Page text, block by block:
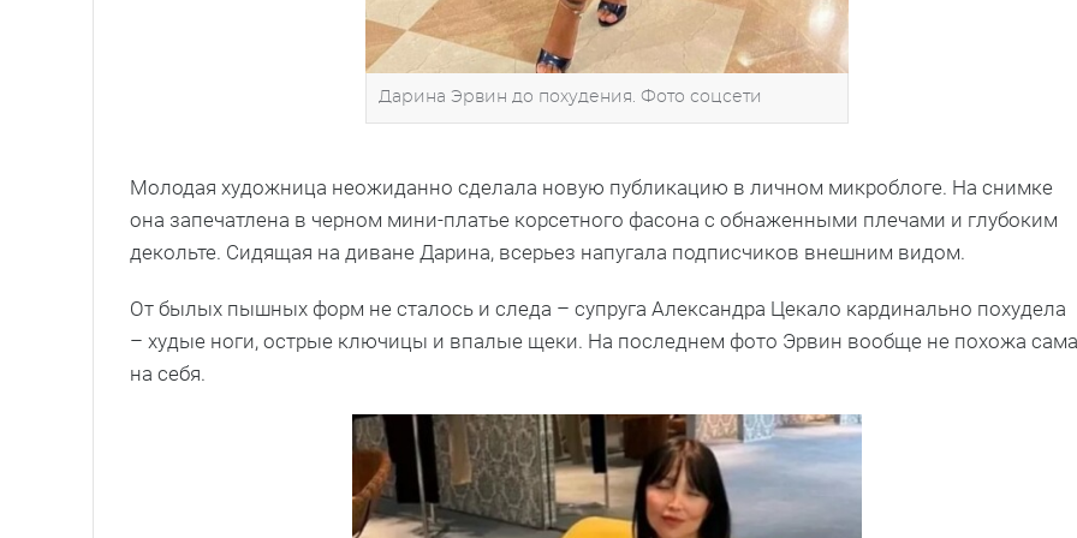
Дарина Эрвин до похудения. Фото соцсети
Молодая художница неожиданно сделала новую публикацию в личном микроблоге. На снимке
она запечатлена в черном мини-платье корсетного фасона с обнаженными плечами и глубоким
декольте. Сидящая на диване Дарина, всерьез напугала подписчиков внешним видом.
От былых пышных форм не сталось и следа – супруга Александра Цекало кардинально похудела
– худые ноги, острые ключицы и впалые щеки. На последнем фото Эрвин вообще не похожа сама
на себя.